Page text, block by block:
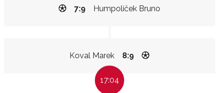
Humpolíček Bruno
7:9
Koval Marek 8:9
17:04